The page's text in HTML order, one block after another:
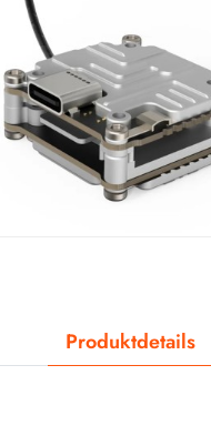
Produktdetails